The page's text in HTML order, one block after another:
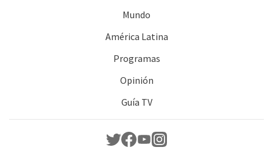
Mundo
América Latina
Programas
Opinión
Guía TV